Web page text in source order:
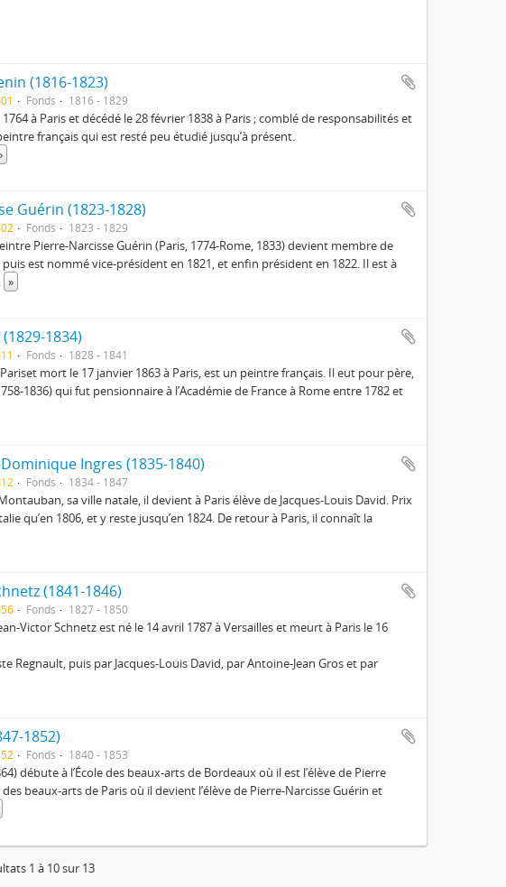
(1816-1823)
Fonds 1816 - 1829
à Paris et décédé le 28 février 1838 à Paris ; comblé de responsabilités et
français qui est resté peu étudié jusqu’à présent.
Guérin (1823-1828)
Fonds 1823 - 1829
Pierre-Narcisse Guérin (Paris, 1774-Rome, 1833) devient membre de
puis est nommé vice-président en 1821, et enfin président en 1822. Il est à
»
1834)
Fonds 1828 - 1841
mort le 17 janvier 1863 à Paris, est un peintre français. Il eut pour père,
1836) qui fut pensionnaire à l’Académie de France à Rome entre 1782 et
Ingres (1835-1840)
Fonds 1834 - 1847
sa ville natale, il devient à Paris élève de Jacques-Louis David. Prix
qu’en 1806, et y reste jusqu’en 1824. De retour à Paris, il connaît la
(1841-1846)
Fonds 1827 - 1850
Victor Schnetz est né le 14 avril 1787 à Versailles et meurt à Paris le 16
Regnault, puis par Jacques-Louis David, par Antoine-Jean Gros et par
1852)
Fonds 1840 - 1853
débute à l’École des beaux-arts de Bordeaux où il est l’élève de Pierre
des beaux-arts de Paris où il devient l’élève de Pierre-Narcisse Guérin et
1 à 10 sur 13